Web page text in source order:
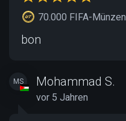
70.000 FIFA-Münzen
bon
MS Mohammad S.
vor 5 Jahren